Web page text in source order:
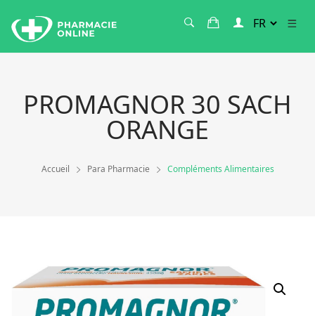
PROMAGNOR 30 SACH
ORANGE
Accueil Para Pharmacie Compléments Alimentaires